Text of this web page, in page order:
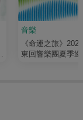
音樂
《命運之旅》
東回響樂團夏季巡